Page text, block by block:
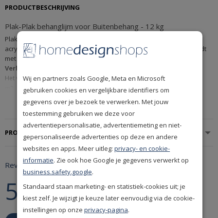
PRODUCTBESCHRIJVING
Plak-Plak behanglijm voor Buitenbehang - 12 kg
Plak-Plak Acrylaatlijm M50 is een extra krachtige (watervaste)
acrylaatlijm voor zwaardere behangsoorten. Deze behanglijm wordt
met name gebruikt voor buitenbehang.
Verbruik:
Het verbruik van Plak-Plak Acrylaatlijm M50 is ongeveer 400-500 gr per 1
: Voldoende voor ongeveer 12-15 m2
Voor het verlijmen van diverse zwaardere soorten wandbekleding als
schuimvinyl, Isoscan, Isotap etc. Ondergrond moet schoon, droog en
vast zijn. Sterk zuigende ondergronden voorbehandelen met een
impregneergrond. Binnen en buiten toepasbaar.
Verwerking:
Lijm op afleveringsdikte met vachtroller, spuitpistool of borstel
gelijkmatig op de wand aanbrengen. Indien nodig de lijm met
maximaal10% waterverdunnen. De wandbekleding in de nog natte
lijm plaatsen en goed aandrukken. Lijmvlekken direct met een
vochtige doek verwijderen. Voor een goede droging, de ruimte
Toon meer
PRODUCTSPECIFICATIES
Reviews
5 5 star rating
Gebaseerd op 1 review
5 out of 5 stars Gebaseerd op 1 review
Wij en partners zoals Google, Meta en Microsoft
gebruiken cookies en vergelijkbare identifiers om
gegevens over je bezoek te verwerken. Met jouw
toestemming gebruiken we deze voor
advertentiepersonalisatie, advertentiemeting en niet-
gepersonaliseerde advertenties op deze en andere
websites en apps. Meer uitleg:privacy- en cookie-
informatie. Zie ook hoe Google je gegevens verwerkt op
business.safety.google.
Standaard staan marketing- en statistiek-cookies uit; je
kiest zelf. Je wijzigt je keuze later eenvoudig via de cookie-
instellingen op onzeprivacy-pagina.